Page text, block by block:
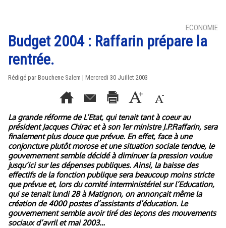
ECONOMIE
Budget 2004 : Raffarin prépare la
rentrée.
Rédigé par Bouchene Salem | Mercredi 30 Juillet 2003
La grande réforme de L’Etat, qui tenait tant à coeur au
président Jacques Chirac et à son 1er ministre J.P.Raffarin, sera
finalement plus douce que prévue. En effet, face à une
conjoncture plutôt morose et une situation sociale tendue, le
gouvernement semble décidé à diminuer la pression voulue
jusqu’ici sur les dépenses publiques. Ainsi, la baisse des
effectifs de la fonction publique sera beaucoup moins stricte
que prévue et, lors du comité interministériel sur l’Education,
qui se tenait lundi 28 à Matignon, on annonçait même la
création de 4000 postes d’assistants d’éducation. Le
gouvernement semble avoir tiré des leçons des mouvements
sociaux d’avril et mai 2003…